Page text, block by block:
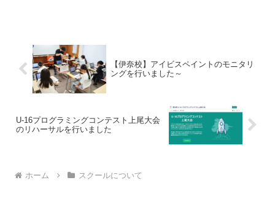
【伊奈校】アイビスペイントのモニタリ
ングを行いました～
U-16プログラミングコンテスト上尾大会
のリハーサルを行いました
ホーム スクールについて